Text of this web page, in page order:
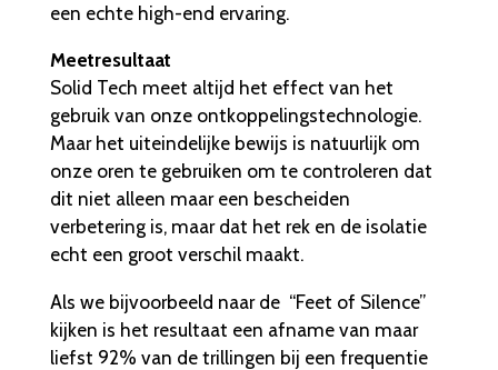
een echte high-end ervaring.
Meetresultaat
Solid Tech meet altijd het effect van het
gebruik van onze ontkoppelingstechnologie.
Maar het uiteindelijke bewijs is natuurlijk om
onze oren te gebruiken om te controleren dat
dit niet alleen maar een bescheiden
verbetering is, maar dat het rek en de isolatie
echt een groot verschil maakt.
Als we bijvoorbeeld naar de “Feet of Silence”
kijken is het resultaat een afname van maar
liefst 92% van de trillingen bij een frequentie